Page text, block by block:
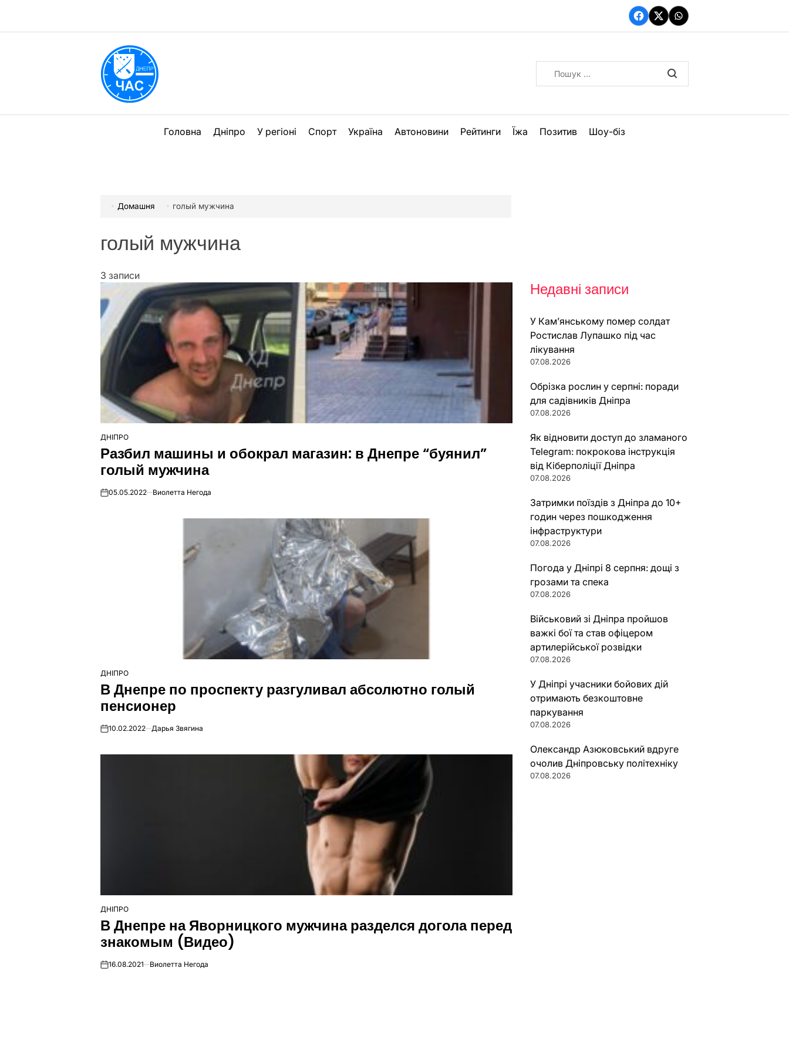
вмісту
Facebook
TwitterWhatsApp
Головна Дніпро У регіоні Спорт Україна Автоновини Рейтинги Їжа Позитив Шоу-біз
Домашня голый мужчина
голый мужчина
3 записи
ОПУБЛІКУВАТИ
У
ДНІПРО
Разбил машины и обокрал магазин: в Днепре “буянил”
голый мужчина
on05.05.2022 Виолетта Негода
ОПУБЛІКУВАТИ
У
ДНІПРО
В Днепре по проспекту разгуливал абсолютно голый
пенсионер
on10.02.2022 Дарья Звягина
ОПУБЛІКУВАТИ
У
ДНІПРО
В Днепре на Яворницкого мужчина разделся догола перед
знакомым (Видео)
on16.08.2021 Виолетта Негода
Недавні записи
У Кам’янському помер солдат
Ростислав Лупашко під час
лікування
07.08.2026
Обрізка рослин у серпні: поради
для садівників Дніпра
07.08.2026
Як відновити доступ до зламаного
Telegram: покрокова інструкція
від Кіберполіції Дніпра
07.08.2026
Затримки поїздів з Дніпра до 10+
годин через пошкодження
інфраструктури
07.08.2026
Погода у Дніпрі 8 серпня: дощі з
грозами та спека
07.08.2026
Військовий зі Дніпра пройшов
важкі бої та став офіцером
артилерійської розвідки
07.08.2026
У Дніпрі учасники бойових дій
отримають безкоштовне
паркування
07.08.2026
Олександр Азюковський вдруге
очолив Дніпровську політехніку
07.08.2026